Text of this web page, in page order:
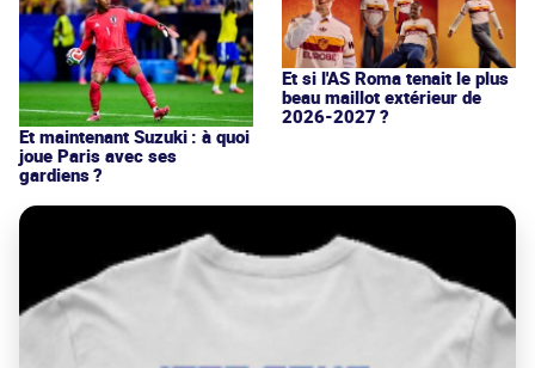
Et maintenant Suzuki : à quoi
joue Paris avec ses
gardiens ?
Et si l'AS Roma tenait le plus
beau maillot extérieur de
2026-2027 ?